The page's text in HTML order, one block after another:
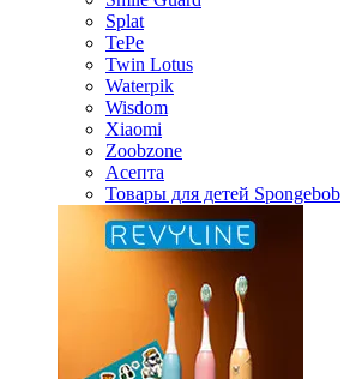
Splat
TePe
Twin Lotus
Waterpik
Wisdom
Xiaomi
Zoobzone
Асепта
Товары для детей Spongebob